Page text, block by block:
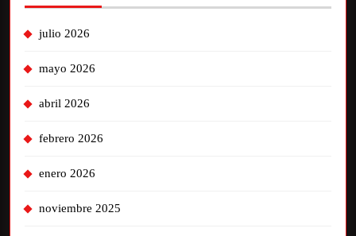
julio 2026
mayo 2026
abril 2026
febrero 2026
enero 2026
noviembre 2025